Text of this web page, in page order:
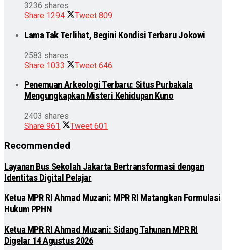
3236 shares
Share 1294 Tweet 809
Lama Tak Terlihat, Begini Kondisi Terbaru Jokowi
2583 shares
Share 1033 Tweet 646
Penemuan Arkeologi Terbaru: Situs Purbakala
Mengungkapkan Misteri Kehidupan Kuno
2403 shares
Share 961 Tweet 601
Recommended
Layanan Bus Sekolah Jakarta Bertransformasi dengan
Identitas Digital Pelajar
Ketua MPR RI Ahmad Muzani: MPR RI Matangkan Formulasi
Hukum PPHN
Ketua MPR RI Ahmad Muzani: Sidang Tahunan MPR RI
Digelar 14 Agustus 2026